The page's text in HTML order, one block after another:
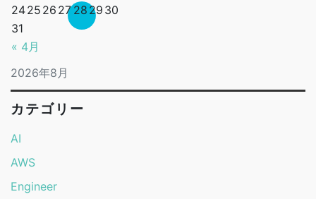
2026年8月
« 4月
2425 26 27 28 29 30
31
カテゴリー
AI
AWS
Engineer